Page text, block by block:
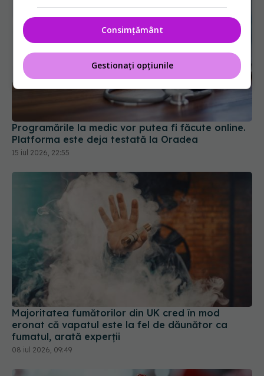
Programările la medic vor putea fi făcute online.
Platforma este deja testată la Oradea
15 iul 2026, 22:55
Majoritatea fumătorilor din UK cred în mod
eronat că vapatul este la fel de dăunător ca
fumatul, arată experții
08 iul 2026, 09:49
Consimțământ
Gestionați opțiunile